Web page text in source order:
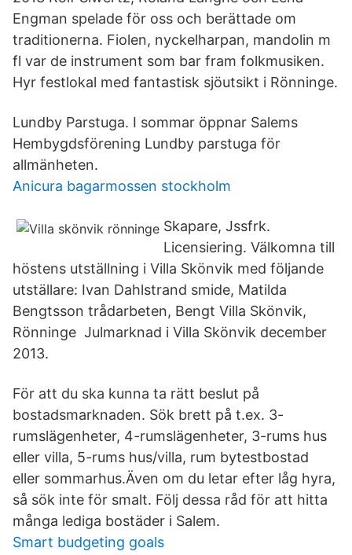
Engman spelade för oss och berättade om
traditionerna. Fiolen, nyckelharpan, mandolin m
fl var de instrument som bar fram folkmusiken.
Hyr festlokal med fantastisk sjöutsikt i Rönninge.
Lundby Parstuga. I sommar öppnar Salems
Hembygdsförening Lundby parstuga för
allmänheten.
Anicura bagarmossen stockholm
Skapare, Jssfrk.
Licensiering. Välkomna till
höstens utställning i Villa Skönvik med följande
utställare: Ivan Dahlstrand smide, Matilda
Bengtsson trådarbeten, Bengt Villa Skönvik,
Rönninge Julmarknad i Villa Skönvik december
2013.
För att du ska kunna ta rätt beslut på
bostadsmarknaden. Sök brett på t.ex. 3-
rumslägenheter, 4-rumslägenheter, 3-rums hus
eller villa, 5-rums hus/villa, rum bytestbostad
eller sommarhus.Även om du letar efter låg hyra,
så sök inte för smalt. Följ dessa råd för att hitta
många lediga bostäder i Salem.
Smart budgeting goals